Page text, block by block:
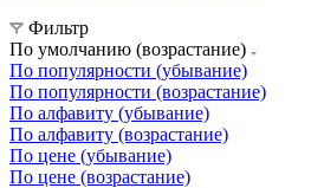
Фильтр
По умолчанию (возрастание)
По популярности (убывание)
По популярности (возрастание)
По алфавиту (убывание)
По алфавиту (возрастание)
По цене (убывание)
По цене (возрастание)